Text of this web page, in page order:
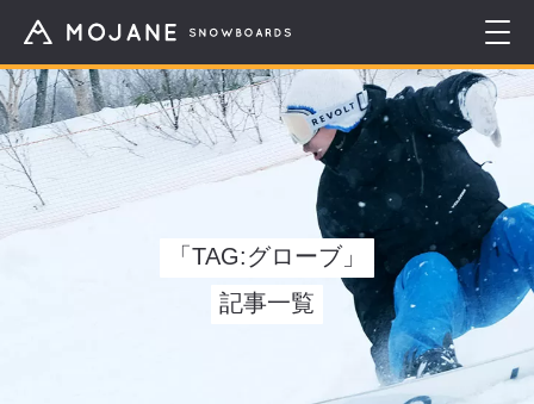
「TAG:グローブ」
記事一覧